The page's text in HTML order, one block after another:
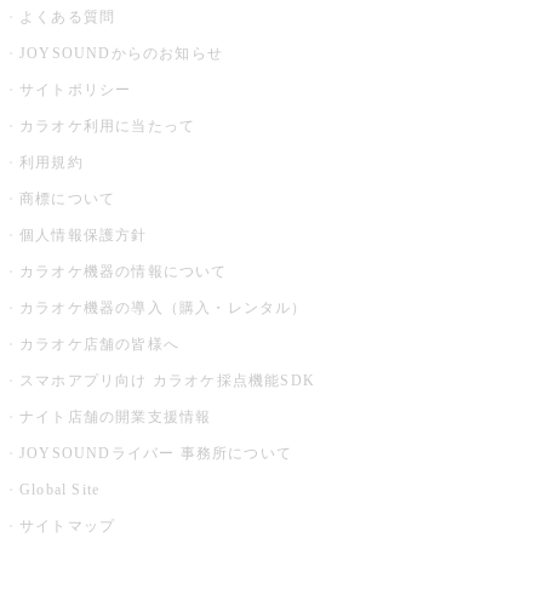
よくある質問
JOYSOUNDからのお知らせ
サイトポリシー
カラオケ利用に当たって
利用規約
商標について
個人情報保護方針
カラオケ機器の情報について
カラオケ機器の導入（購入・レンタル）
カラオケ店舗の皆様へ
スマホアプリ向け カラオケ採点機能SDK
ナイト店舗の開業支援情報
JOYSOUNDライバー 事務所について
Global Site
サイトマップ